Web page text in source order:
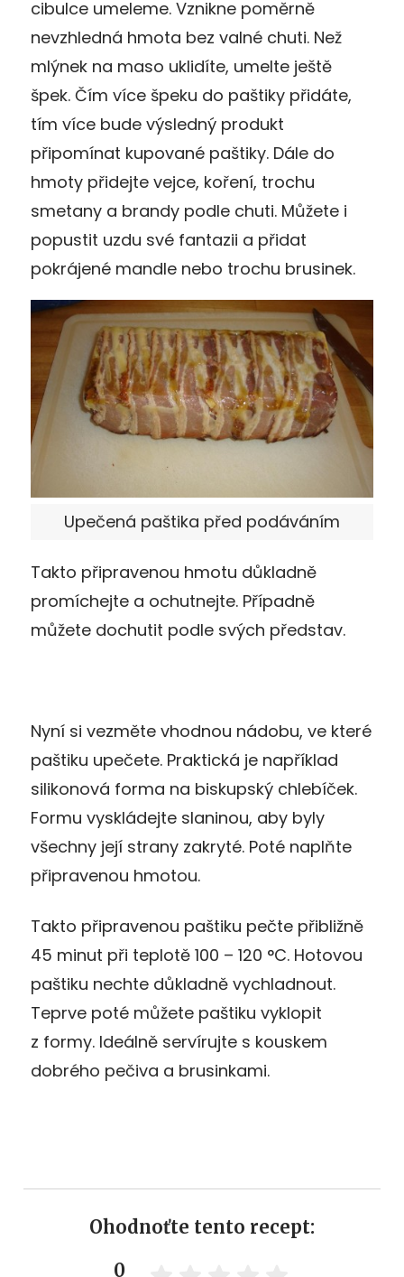
cibulce umeleme. Vznikne poměrně
nevzhledná hmota bez valné chuti. Než
mlýnek na maso uklidíte, umelte ještě
špek. Čím více špeku do paštiky přidáte,
tím více bude výsledný produkt
připomínat kupované paštiky. Dále do
hmoty přidejte vejce, koření, trochu
smetany a brandy podle chuti. Můžete i
popustit uzdu své fantazii a přidat
pokrájené mandle nebo trochu brusinek.
Upečená paštika před podáváním
Takto připravenou hmotu důkladně
promíchejte a ochutnejte. Případně
můžete dochutit podle svých představ.
Nyní si vezměte vhodnou nádobu, ve které
paštiku upečete. Praktická je například
silikonová forma na biskupský chlebíček.
Formu vyskládejte slaninou, aby byly
všechny její strany zakryté. Poté naplňte
připravenou hmotou.
Takto připravenou paštiku pečte přibližně
45 minut při teplotě 100 – 120 °C. Hotovou
paštiku nechte důkladně vychladnout.
Teprve poté můžete paštiku vyklopit
z formy. Ideálně servírujte s kouskem
dobrého pečiva a brusinkami.
Ohodnoťte tento recept:
0